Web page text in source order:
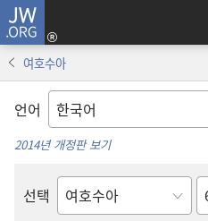
JW.ORG
여호수아
언어
2014년 개정판 보기
선택
성경의